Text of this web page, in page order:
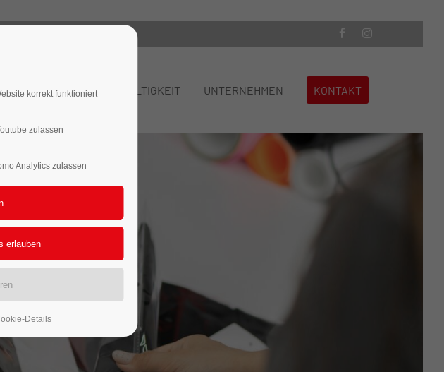
Inc.
Francisco, CA 94102
Have any questions?
+44 1234 567 890
info@yourdomain.com
Lorem ipsum dolor sit amet,
Aenean commodo ligula eget dolor.
Aenean massa. Cum sociis natoque
penatibus et magnis dis parturient
montes, nascetur ridiculus mus. Donec
& LOGISTIK NACHHALTIGKEIT UNTERNEHMEN KONTAKT
korrekt funktioniert
zulassen
Analytics zulassen
Details